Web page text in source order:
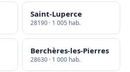
Saint-Luperce
28190 · 1 005 hab.
Berchères-les-Pierres
28630 · 1 000 hab.